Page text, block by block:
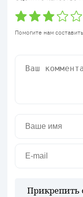
Помогите нам
Прикрепить